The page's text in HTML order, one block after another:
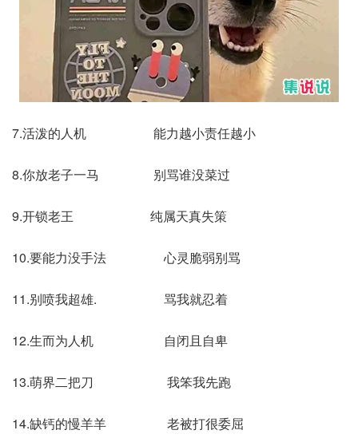
7.活泼的人机 能力越小责任越小
8.你放老子一马 别骂谁没菜过
9.开锁老王 纯属天真失策
10.要能力没手法 心灵脆弱别骂
11.别喷我超雄. 骂我就忍着
12.生而为人机 自闭且自卑
13.萌界二把刀 我笨我先跑
14.缺钙的慢羊羊 老被打很委屈